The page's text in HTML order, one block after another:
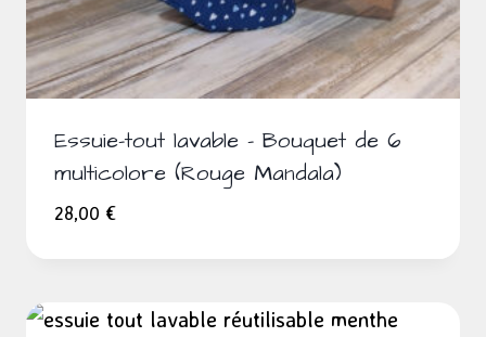
Essuie-tout lavable – Bouquet de 6
multicolore (Rouge Mandala)
28,00 €